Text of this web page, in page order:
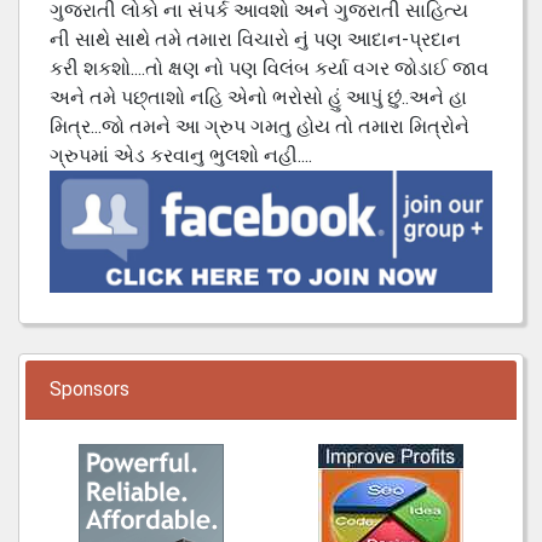
ગુજરાતી લોકો ના સંપર્ક આવશો અને ગુજરાતી સાહિત્ય
ની સાથે સાથે તમે તમારા વિચારો નું પણ આદાન-પ્રદાન
કરી શકશો....તો ક્ષણ નો પણ વિલંબ કર્યા વગર જોડાઈ જાવ
અને તમે પછ્તાશો નહિ એનો ભરોસો હું આપું છું..અને હા
મિત્ર...જો તમને આ ગ્રુપ ગમતુ હોય તો તમારા મિત્રોને
ગ્રુપમાં એડ કરવાનુ ભુલશો નહી....
Sponsors